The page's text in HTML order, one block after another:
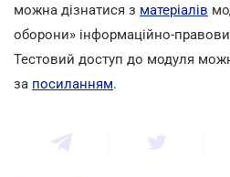
можна дізнатися з матеріалів
оборони» інформаційно-
Тестовий доступ до модуля
за посиланням.